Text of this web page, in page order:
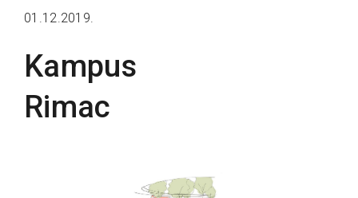
Kampus
Rimac
01.12.2019.